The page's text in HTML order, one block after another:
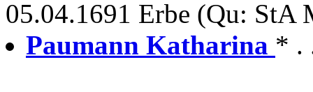
05.04.1691 Erbe (Qu: StA
Paumann Katharina * .